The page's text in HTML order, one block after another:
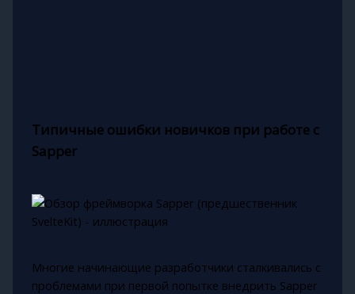
Типичные ошибки новичков при работе с
Sapper
Многие начинающие разработчики сталкивались с
проблемами при первой попытке внедрить Sapper